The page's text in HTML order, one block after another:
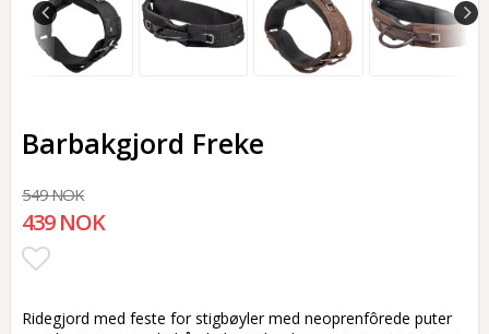
Barbakgjord Freke
549 NOK
439 NOK
Add to list of favorites
Ridegjord med feste for stigbøyler med neoprenfôrede puter